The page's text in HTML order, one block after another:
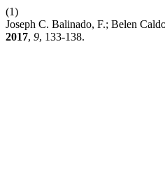
(1)
Joseph C. Balinado, F.; Belen
2017, 9, 133-138.